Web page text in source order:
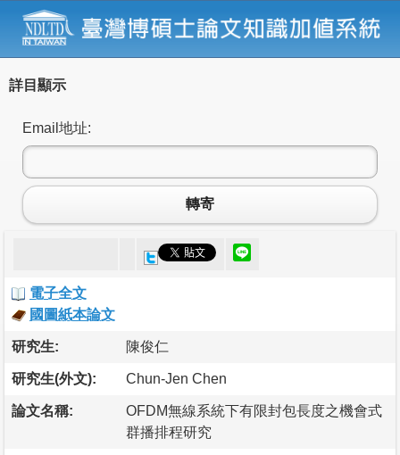
詳目顯示
Email地址:
轉寄
電子全文
國圖紙本論文
研究生: 陳俊仁
研究生(外文): Chun-Jen Chen
論文名稱:
OFDM無線系統下有限封包長度之機會式
群播排程研究